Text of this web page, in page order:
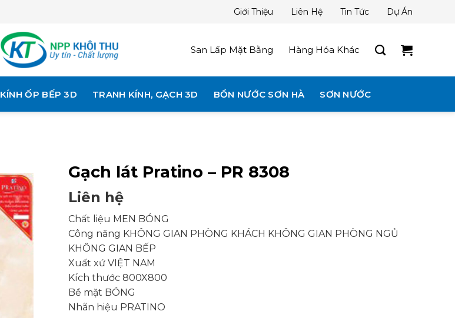
Giới Thiệu Liên Hệ Tin Tức Dự Án
San Lấp Mặt Bằng Hàng Hóa Khác
KÍNH ỐP BẾP 3D TRANH KÍNH, GẠCH 3D BỒN NƯỚC SƠN HÀ SƠN NƯỚC
Gạch lát Pratino – PR 8308
Liên hệ
Chất liệu MEN BÓNG
Công năng KHÔNG GIAN PHÒNG KHÁCH KHÔNG GIAN PHÒNG NGỦ
KHÔNG GIAN BẾP
Xuất xứ VIỆT NAM
Kích thước 800X800
Bề mặt BÓNG
Nhãn hiệu PRATINO